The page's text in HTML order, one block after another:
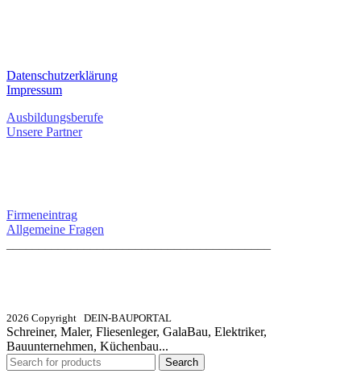
Datenschutzerklärung
Impressum
Ausbildungsberufe
Unsere Partner
Firmeneintrag
Allgemeine Fragen
2026 Copyright DEIN-BAUPORTAL
Schreiner, Maler, Fliesenleger, GalaBau, Elektriker,
Bauunternehmen, Küchenbau...
Search